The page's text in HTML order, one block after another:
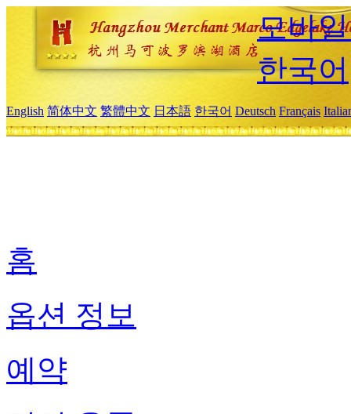
모바
한국어
English 简体中文 繁體中文 日本語 한국어 Deutsch Français
홈
옵션 정보
예약